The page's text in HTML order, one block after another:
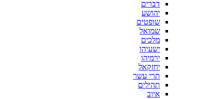
דברים
יהושע
שופטים
שמואל
מלכים
ישעיהו
ירמיהו
יחזקאל
תרי עשר
תהילים
איוב